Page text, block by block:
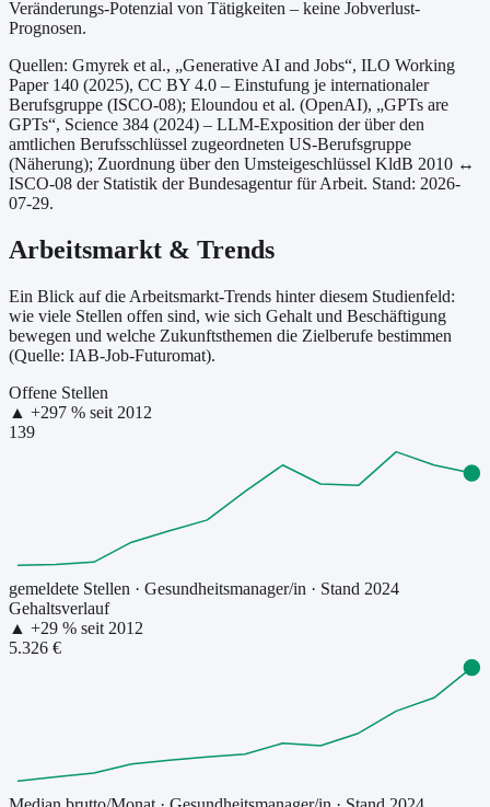
Veränderungs-Potenzial von Tätigkeiten – keine Jobverlust-
Prognosen.
Quellen: Gmyrek et al., „Generative AI and Jobs“, ILO Working
Paper 140 (2025), CC BY 4.0 – Einstufung je internationaler
Berufsgruppe (ISCO-08); Eloundou et al. (OpenAI), „GPTs are
GPTs“, Science 384 (2024) – LLM-Exposition der über den
amtlichen Berufsschlüssel zugeordneten US-Berufsgruppe
(Näherung); Zuordnung über den Umsteigeschlüssel KldB 2010 ↔
ISCO-08 der Statistik der Bundesagentur für Arbeit. Stand: 2026-
07-29.
Arbeitsmarkt & Trends
Ein Blick auf die Arbeitsmarkt-Trends hinter diesem Studienfeld:
wie viele Stellen offen sind, wie sich Gehalt und Beschäftigung
bewegen und welche Zukunftsthemen die Zielberufe bestimmen
(Quelle: IAB-Job-Futuromat).
Offene Stellen
▲ +297 % seit 2012
139
gemeldete Stellen · Gesundheitsmanager/in · Stand 2024
Gehaltsverlauf
▲ +29 % seit 2012
5.326 €